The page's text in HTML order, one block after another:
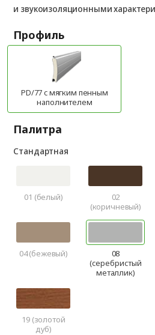
и звукоизоляционными
Профиль
PD/77 c мягким пенным
наполнителем
Палитра
Стандартная
01 (белый)
02
(коричневый)
04 (бежевый)
08
(серебристый
металлик)
19 (золотой
дуб)